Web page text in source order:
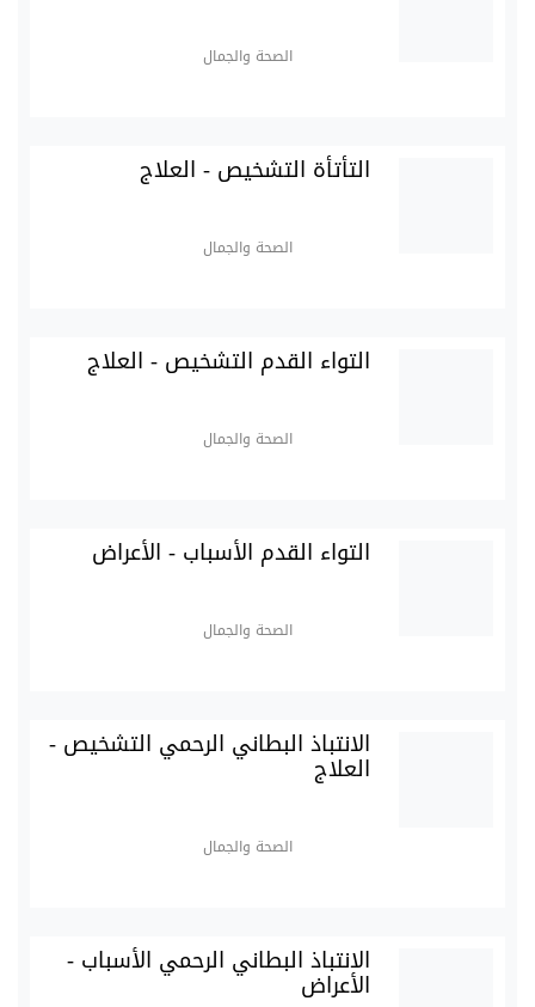
الصحة والجمال
التأتأة التشخيص - العلاج
الصحة والجمال
التواء القدم التشخيص - العلاج
الصحة والجمال
التواء القدم الأسباب - الأعراض
الصحة والجمال
الانتباذ البطاني الرحمي التشخيص -
العلاج
الصحة والجمال
الانتباذ البطاني الرحمي الأسباب -
الأعراض